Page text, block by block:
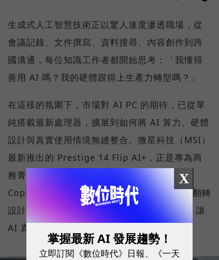
生成式人工智慧技術正以驚人速度滲透職場，從
會議記錄、文件撰寫、資料搜尋、內容創作到跨
國溝通，每位知識工作者都開始思考：「我懂得
善用 AI 嗎？我的硬體跟得上生產力轉型嗎？」
在這樣的氛圍下，市場對 AI PC 的期待，已從單
純搭載最新處理器，擴展到如何將 AI 算力、硬體
設計與真實使用情境無縫整合。微星科技（MSI）
最新推出的 Prestige 14 Flip AI+，正是專為商
務菁英與專業人士打造的解方。它結合了微軟
Copilot+ PC 架構、本地端 AI 運算、2-in-1 翻轉
設計、高畫質 OLED 顯示器與全天候續航力，讓
AI 真正流暢地融入日常工作流程。
X
掌握最新 AI 發展趨勢！
立即訂閱《數位時代》日報、《一天